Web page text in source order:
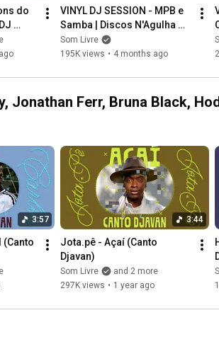
do
|
VINYL DJ SESSION - MPB e
Samba | Discos N'Agulha
com DJ Vini Azevedo -
Edição Lisboa
Som Livre
195K views • 4 months ago
Jonathan Ferr, Bruna Black,
3:57
(Canto
3:44
Jota.pê - Açaí (Canto
Djavan)
Som Livre
and 2 more
297K views • 1 year ago